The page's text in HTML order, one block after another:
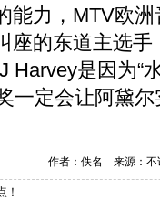
能力，MTV欧
座的东道主选
Harvey是因为“
一定会让阿黛
作者：佚名 来源：
！